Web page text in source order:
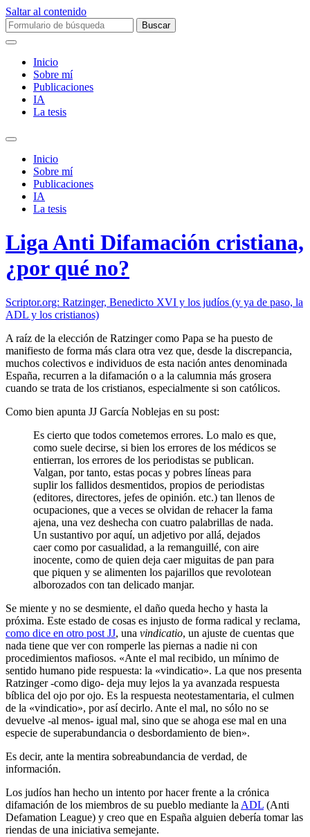
Saltar al contenido
Buscar:
Inicio
Sobre mí­
Publicaciones
IA
La tesis
Alternar
campo
búsqueda
Inicio
Sobre mí­
Publicaciones
IA
La tesis
Liga Anti Difamación cristiana,
¿por qué no?
Scriptor.org: Ratzinger, Benedicto XVI y los judíos (y ya de paso, la
ADL y los cristianos)
A raíz de la elección de Ratzinger como Papa se ha puesto de
manifiesto de forma más clara otra vez que, desde la discrepancia,
muchos colectivos e individuos de esta nación antes denominada
España, recurren a la difamación o a la calumnia más grosera
cuando se trata de los cristianos, especialmente si son católicos.
Como bien apunta JJ García Noblejas en su post:
Es cierto que todos cometemos errores. Lo malo es que,
como suele decirse, si bien los errores de los médicos se
entierran, los errores de los periodistas se publican.
Valgan, por tanto, estas pocas y pobres líneas para
suplir los fallidos desmentidos, propios de periodistas
(editores, directores, jefes de opinión. etc.) tan llenos de
ocupaciones, que a veces se olvidan de rehacer la fama
ajena, una vez deshecha con cuatro palabrillas de nada.
Un sustantivo por aquí, un adjetivo por allá, dejados
caer como por casualidad, a la remanguillé, con aire
inocente, como de quien deja caer miguitas de pan para
que piquen y se alimenten los pajarillos que revolotean
alborozados con tan delicado manjar.
Se miente y no se desmiente, el daño queda hecho y hasta la
próxima. Este estado de cosas es injusto de forma radical y reclama,
como dice en otro post JJ, una vindicatio, un ajuste de cuentas que
nada tiene que ver con romperle las piernas a nadie ni con
procedimientos mafiosos. «Ante el mal recibido, un mínimo de
sentido humano pide respuesta: la «vindicatio». La que nos presenta
Ratzinger -como digo- deja muy lejos la ya avanzada respuesta
bíblica del ojo por ojo. Es la respuesta neotestamentaria, el culmen
de la «vindicatio», por así decirlo. Ante el mal, no sólo no se
devuelve -al menos- igual mal, sino que se ahoga ese mal en una
especie de superabundancia o desbordamiento de bien».
Es decir, ante la mentira sobreabundancia de verdad, de
información.
Los judíos han hecho un intento por hacer frente a la crónica
difamación de los miembros de su pueblo mediante la ADL (Anti
Defamation League) y creo que en España alguien debería tomar las
riendas de una iniciativa semejante.